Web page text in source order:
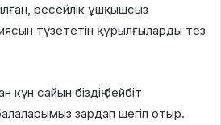
ресейлік ұшқышсыз
түзететін құрылғыларды тез
күн сайын біздің бейбіт
зардап шегіп отыр.